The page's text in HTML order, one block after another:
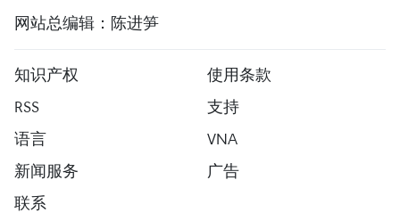
网站总编辑：陈进笋
知识产权
使用条款
RSS
支持
语言
VNA
新闻服务
广告
联系